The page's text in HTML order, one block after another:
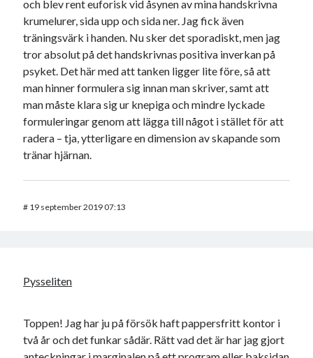
och blev rent euforisk vid åsynen av mina handskrivna
krumelurer, sida upp och sida ner. Jag fick även
träningsvärk i handen. Nu sker det sporadiskt, men jag
tror absolut på det handskrivnas positiva inverkan på
psyket. Det här med att tanken ligger lite före, så att
man hinner formulera sig innan man skriver, samt att
man måste klara sig ur knepiga och mindre lyckade
formuleringar genom att lägga till något i stället för att
radera – tja, ytterligare en dimension av skapande som
tränar hjärnan.
# 19 september 2019 07:13
Pysseliten
Toppen! Jag har ju på försök haft pappersfritt kontor i
två år och det funkar sådär. Rätt vad det är har jag gjort